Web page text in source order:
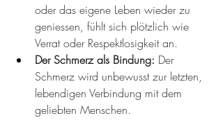
oder das eigene Leben wieder zu
geniessen, fühlt sich plötzlich wie
Verrat oder Respektlosigkeit an.
Der Schmerz als Bindung: Der
Schmerz wird unbewusst zur letzten,
lebendigen Verbindung mit dem
geliebten Menschen.